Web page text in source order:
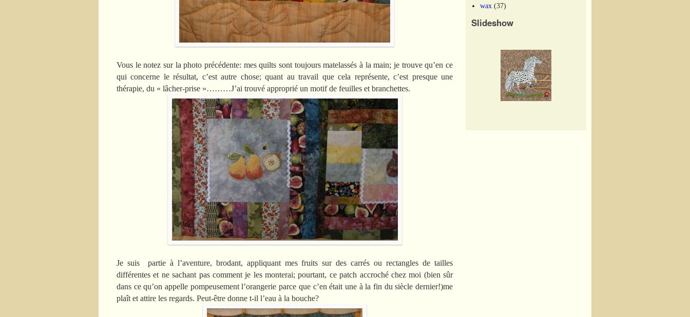
Vous le notez sur la photo précédente: mes quilts sont toujours matelassés à la main; je trouve qu’en ce
qui concerne le résultat, c’est autre chose; quant au travail que cela représente, c’est presque une
thérapie, du « lâcher-prise »………J’ai trouvé approprié un motif de feuilles et branchettes.
Je suis partie à l’aventure, brodant, appliquant mes fruits sur des carrés ou rectangles de tailles
différentes et ne sachant pas comment je les monterai; pourtant, ce patch accroché chez moi (bien sûr
dans ce qu’on appelle pompeusement l’orangerie parce que c’en était une à la fin du siècle dernier!)me
plaît et attire les regards. Peut-être donne t-il l’eau à la bouche?
wax (37)
Slideshow